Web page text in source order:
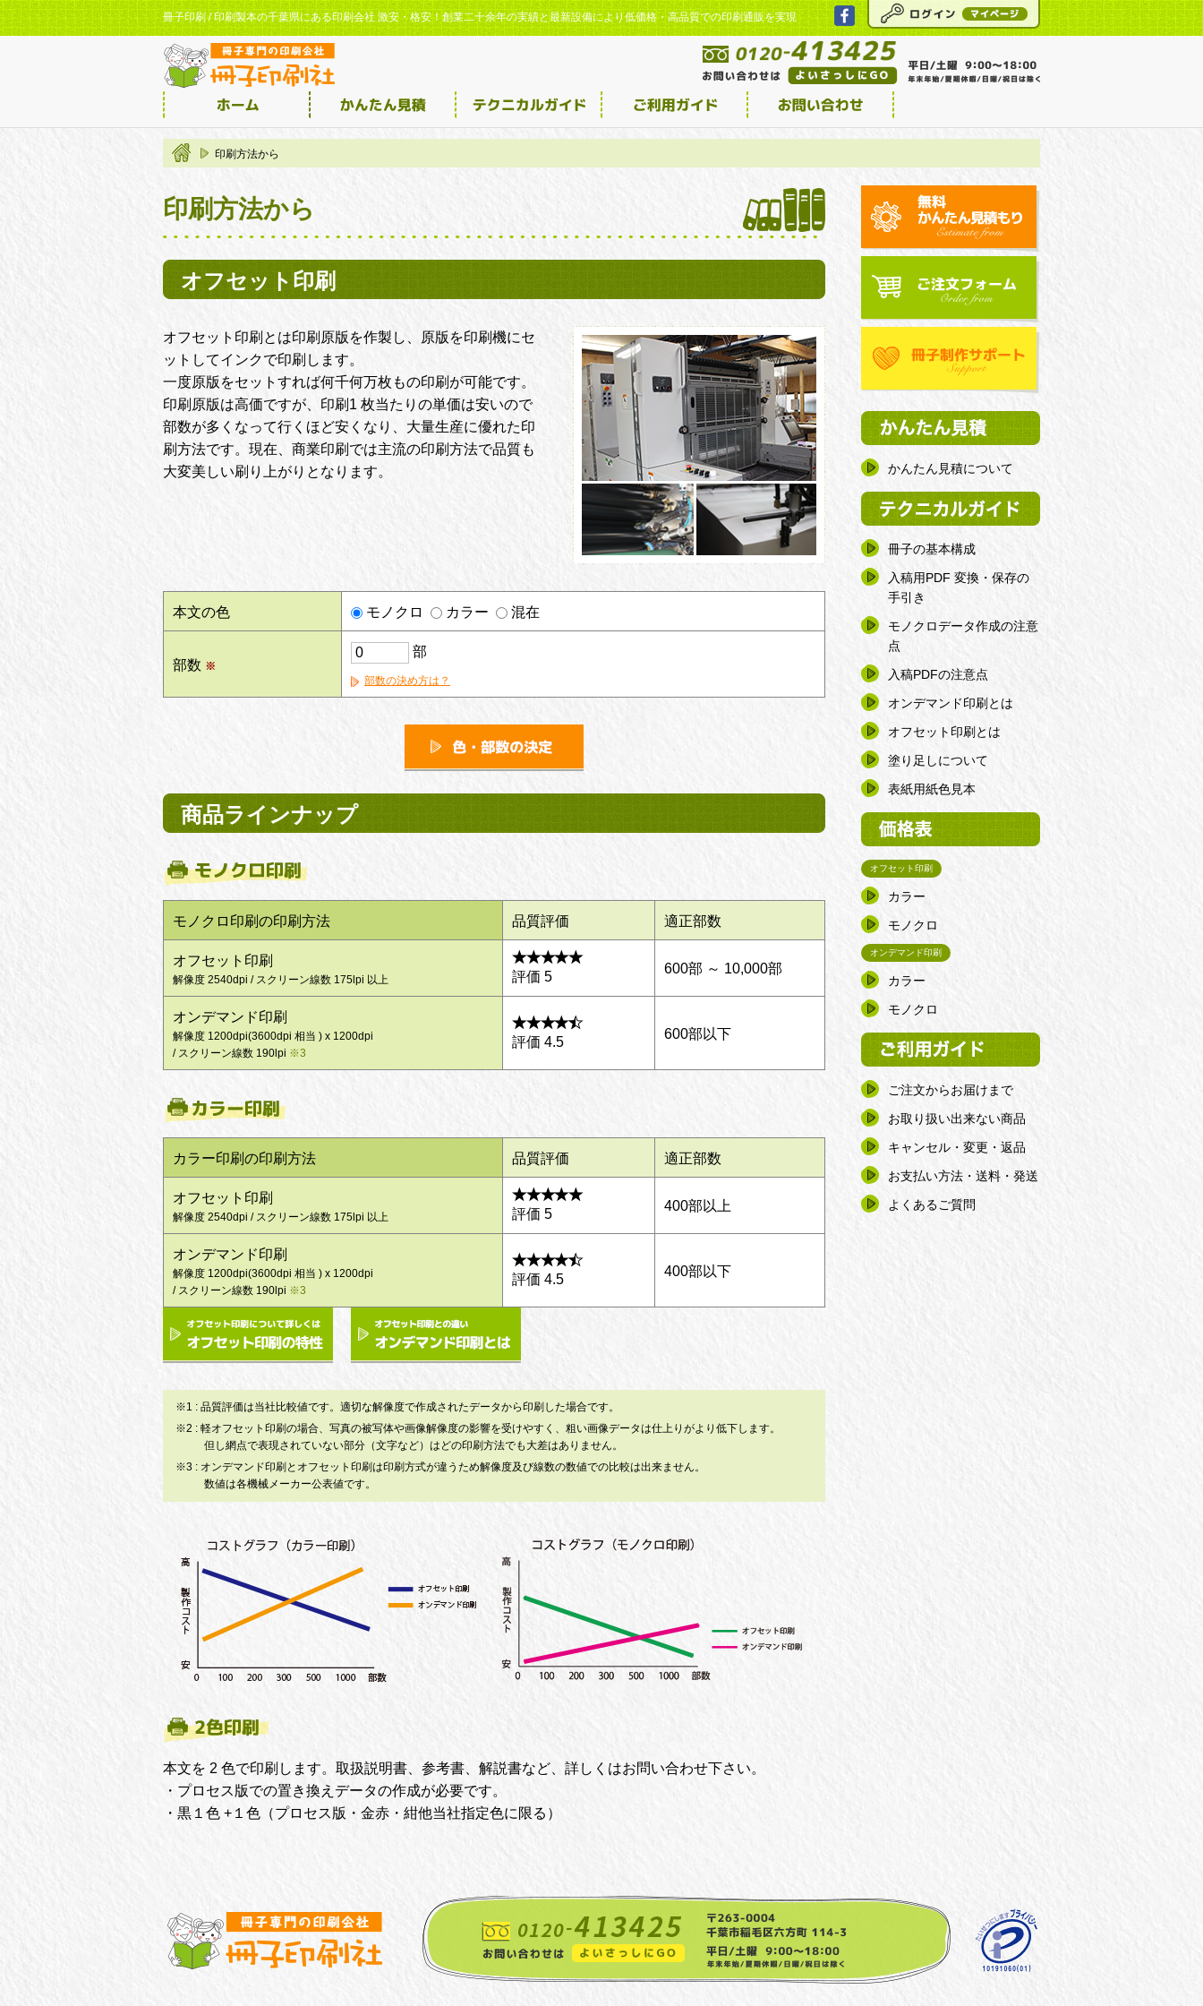
冊子印刷 / 印刷製本の千葉県にある印刷会社 激安・格安！創業二十余年の実績と最新設備により低価格・高品質での印刷通販を実現
印刷方法から
印刷方法から
オフセット印刷
オフセット印刷とは印刷原版を作製し、原版を印刷機にセ
ットしてインクで印刷します。
一度原版をセットすれば何千何万枚もの印刷が可能です。
印刷原版は高価ですが、印刷1 枚当たりの単価は安いので
部数が多くなって行くほど安くなり、大量生産に優れた印
刷方法です。現在、商業印刷では主流の印刷方法で品質も
大変美しい刷り上がりとなります。
本文の色 モノクロ カラー 混在
部数 ※
部
部数の決め方は？
商品ラインナップ
モノクロ印刷の印刷方法 品質評価 適正部数
オフセット印刷
解像度 2540dpi / スクリーン線数 175lpi 以上 評価 5
600部 ～ 10,000部
オンデマンド印刷
解像度 1200dpi(3600dpi 相当 ) x 1200dpi
/ スクリーン線数 190lpi ※3
評価 4.5
600部以下
カラー印刷の印刷方法 品質評価 適正部数
オフセット印刷
解像度 2540dpi / スクリーン線数 175lpi 以上 評価 5
400部以上
オンデマンド印刷
解像度 1200dpi(3600dpi 相当 ) x 1200dpi
/ スクリーン線数 190lpi ※3
評価 4.5
400部以下
※1 : 品質評価は当社比較値です。適切な解像度で作成されたデータから印刷した場合です。
※2 : 軽オフセット印刷の場合、写真の被写体や画像解像度の影響を受けやすく、粗い画像データは仕上りがより低下します。
但し網点で表現されていない部分（文字など）はどの印刷方法でも大差はありません。
※3 : オンデマンド印刷とオフセット印刷は印刷方式が違うため解像度及び線数の数値での比較は出来ません。
数値は各機械メーカー公表値です。
本文を 2 色で印刷します。取扱説明書、参考書、解説書など、詳しくはお問い合わせ下さい。
・プロセス版での置き換えデータの作成が必要です。
・黒１色 +１色（プロセス版・金赤・紺他当社指定色に限る）
かんたん見積について
冊子の基本構成
入稿用PDF 変換・保存の
手引き
モノクロデータ作成の注意
点
入稿PDFの注意点
オンデマンド印刷とは
オフセット印刷とは
塗り足しについて
表紙用紙色見本
オフセット印刷
カラー
モノクロ
オンデマンド印刷
カラー
モノクロ
ご注文からお届けまで
お取り扱い出来ない商品
キャンセル・変更・返品
お支払い方法・送料・発送
よくあるご質問